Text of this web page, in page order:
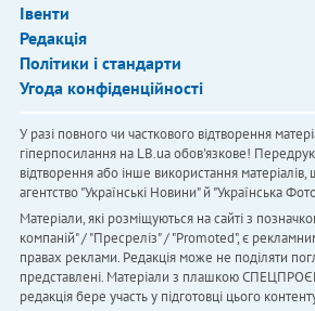
Івенти
Редакція
Політики і стандарти
Угода конфіденційності
У разі повного чи часткового відтворення
гіперпосилання на LB.ua обов'язкове!
відтворення або інше використання
агентство "Українськi Новини" й "Українська
Матеріали, які розміщуються на сайті з
компаній" / "Пресреліз" / "Promoted", є
правах реклами. Редакція може не поділяти
представлені. Матеріали з плашкою
редакція бере участь у підготовці цього